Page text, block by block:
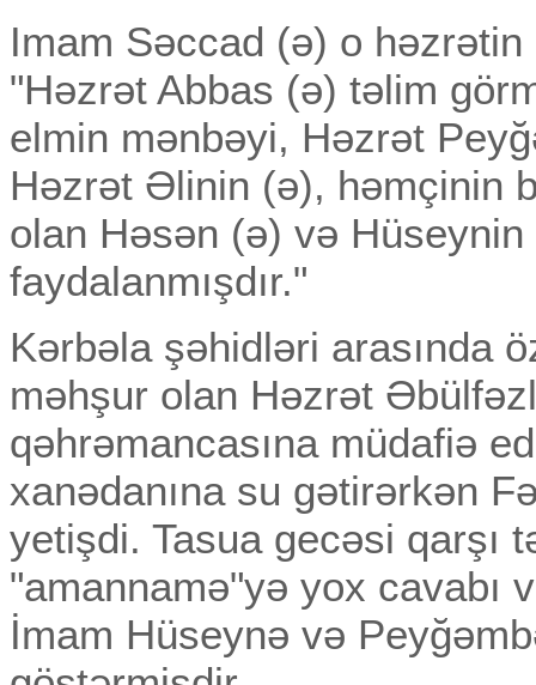
Imam Səccad (ə) o
"Həzrət Abbas (ə) təlim
elmin mənbəyi, Həzrət
Həzrət Əlinin (ə), həmçinin
olan Həsən (ə) və
faydalanmışdır."
Kərbəla şəhidləri arasında
məhşur olan Həzrət
qəhrəmancasına müdafiə
xanədanına su gətirərkən
yetişdi. Tasua gecəsi qarşı
"amannamə"yə yox cavabı
İmam Hüseynə və